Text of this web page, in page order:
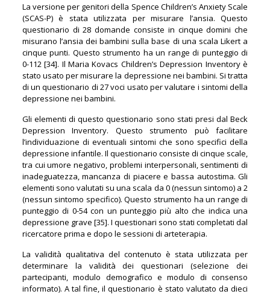
La versione per genitori della Spence Children’s Anxiety Scale
(SCAS-P) è stata utilizzata per misurare l’ansia. Questo
questionario di 28 domande consiste in cinque domini che
misurano l’ansia dei bambini sulla base di una scala Likert a
cinque punti. Questo strumento ha un range di punteggio di
0-112 [34]. Il Maria Kovacs Children’s Depression Inventory è
stato usato per misurare la depressione nei bambini. Si tratta
di un questionario di 27 voci usato per valutare i sintomi della
depressione nei bambini.
Gli elementi di questo questionario sono stati presi dal Beck
Depression Inventory. Questo strumento può facilitare
l’individuazione di eventuali sintomi che sono specifici della
depressione infantile. Il questionario consiste di cinque scale,
tra cui umore negativo, problemi interpersonali, sentimenti di
inadeguatezza, mancanza di piacere e bassa autostima. Gli
elementi sono valutati su una scala da 0 (nessun sintomo) a 2
(nessun sintomo specifico). Questo strumento ha un range di
punteggio di 0-54 con un punteggio più alto che indica una
depressione grave [35]. I questionari sono stati completati dal
ricercatore prima e dopo le sessioni di arteterapia.
La validità qualitativa del contenuto è stata utilizzata per
determinare la validità dei questionari (selezione dei
partecipanti, modulo demografico e modulo di consenso
informato). A tal fine, il questionario è stato valutato da dieci